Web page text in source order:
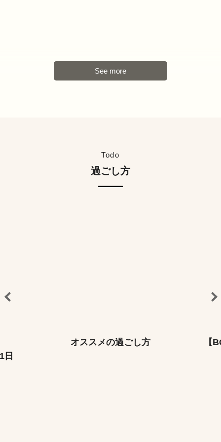
Todo
過ごし方
日
オススメの過ごし方 【